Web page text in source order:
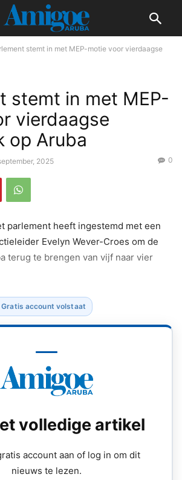
stemt in met MEP-motie voor vierdaagse
stemt in met MEP-
vierdaagse
op Aruba
2025 0
parlement heeft ingestemd met een
Evelyn Wever-Croes om de
terug te brengen van vijf naar vier
Gratis account volstaat
volledige artikel
account aan of log in om dit
nieuws te lezen.